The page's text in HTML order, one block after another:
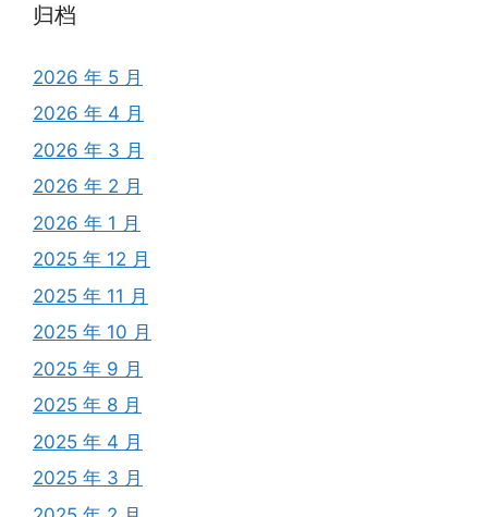
归档
2026 年 5 月
2026 年 4 月
2026 年 3 月
2026 年 2 月
2026 年 1 月
2025 年 12 月
2025 年 11 月
2025 年 10 月
2025 年 9 月
2025 年 8 月
2025 年 4 月
2025 年 3 月